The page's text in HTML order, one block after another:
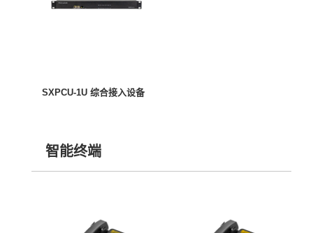
SXPCU-1U 综合接入设备
智能终端